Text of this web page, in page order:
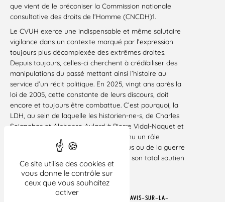
Ce site utilise des cookies et
vous donne le contrôle sur
ceux que vous souhaitez
activer
que vient de le préconiser la Commission nationale
consultative des droits de l’Homme (CNCDH)1.
Le CVUH exerce une indispensable et même salutaire
vigilance dans un contexte marqué par l’expression
toujours plus décomplexée des extrêmes droites.
Depuis toujours, celles-ci cherchent à crédibiliser des
manipulations du passé mettant ainsi l’histoire au
service d’un récit politique. En 2025, vingt ans après la
loi de 2005, cette constante de leurs discours, doit
encore et toujours être combattue. C’est pourquoi, la
LDH, au sein de laquelle les historien-ne-s, de Charles
Seignobos et Alphonse Aulard à Pierre Vidal-Naquet et
Madeleine Rebérioux, ont toujours tenu un rôle
essentiel, au temps de l’affaire Dreyfus ou de la guerre
d’Algérie comme aujourd’hui, apporte son total soutien
au CVUH.
Paris, le 21 mars 2025
HTTPS://WWW.CNCDH.FR/PUBLICATIONS/AVIS-SUR-LA-